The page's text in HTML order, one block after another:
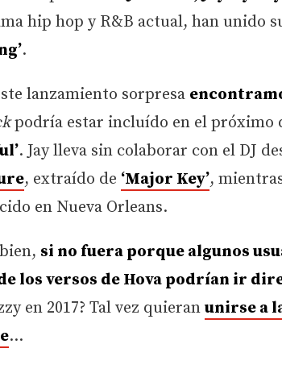
hip hop y R&B actual, han unido
.
lanzamiento sorpresa
podría estar incluído en el próximo
. Jay lleva sin colaborar con el DJ
, extraído de ‘Major Key’,
en Nueva Orleans.
si no fuera porque algunos
los versos de Hova podrían ir
en 2017? Tal vez quieranunirse a
…